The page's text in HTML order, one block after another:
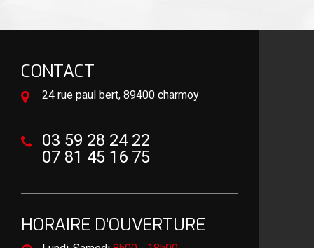
CONTACT
24 rue paul bert, 89400 charmoy
03 59 28 24 22
07 81 45 16 75
HORAIRE D'OUVERTURE